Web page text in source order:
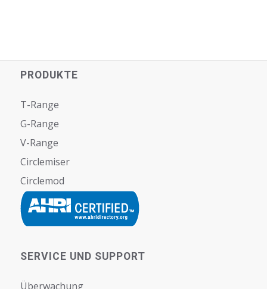
PRODUKTE
T-Range
G-Range
V-Range
Circlemiser
Circlemod
SERVICE UND SUPPORT
Überwachung